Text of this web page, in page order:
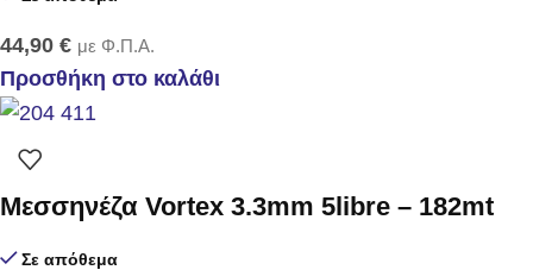
44,90 € με Φ.Π.Α.
Προσθήκη στο καλάθι
Μεσσηνέζα Vortex 3.3mm 5libre – 182mt
Σε απόθεμα